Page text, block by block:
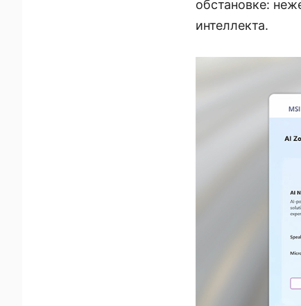
обстановке:
интеллекта.